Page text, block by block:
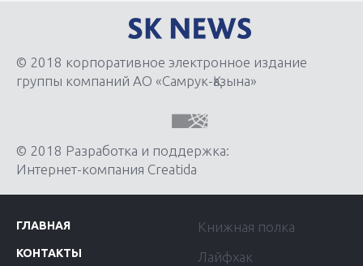
© 2018 корпоративное электронное издание
группы компаний АО «Самрук-Қазына»
© 2018 Разработка и поддержка:
Интернет-компания Creatida
ГЛАВНАЯ
КОНТАКТЫ
Книжная полка
Лайфхак